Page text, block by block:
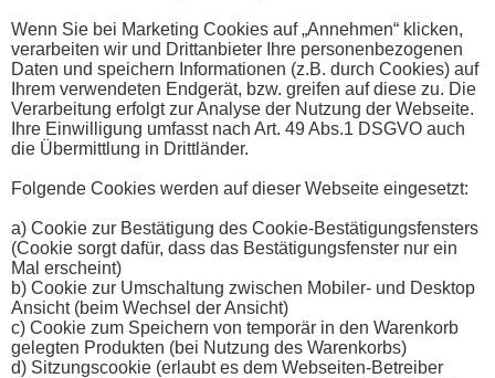
Wenn Sie bei Marketing Cookies auf „Annehmen“ klicken,
verarbeiten wir und Drittanbieter Ihre personenbezogenen
Daten und speichern Informationen (z.B. durch Cookies) auf
Ihrem verwendeten Endgerät, bzw. greifen auf diese zu. Die
Verarbeitung erfolgt zur Analyse der Nutzung der Webseite.
Ihre Einwilligung umfasst nach Art. 49 Abs.1 DSGVO auch
die Übermittlung in Drittländer.
Folgende Cookies werden auf dieser Webseite eingesetzt:
a) Cookie zur Bestätigung des Cookie-Bestätigungsfensters
(Cookie sorgt dafür, dass das Bestätigungsfenster nur ein
Mal erscheint)
b) Cookie zur Umschaltung zwischen Mobiler- und Desktop
Ansicht (beim Wechsel der Ansicht)
c) Cookie zum Speichern von temporär in den Warenkorb
gelegten Produkten (bei Nutzung des Warenkorbs)
d) Sitzungscookie (erlaubt es dem Webseiten-Betreiber